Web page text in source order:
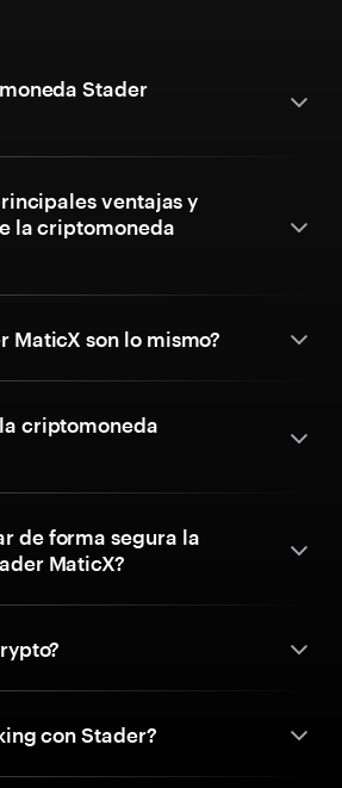
Stader
ventajas y
la criptomoneda
MaticX son lo mismo?
criptomoneda
de forma segura la
MaticX?
con Stader?